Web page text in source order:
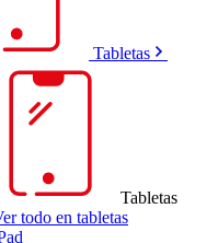
Tabletas
Tabletas
todo en tabletas